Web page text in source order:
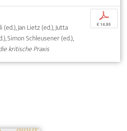
Jan Lietz (ed.), Jutta
Simon Schleusener (ed.),
kritische Praxis
p
€ 14,95